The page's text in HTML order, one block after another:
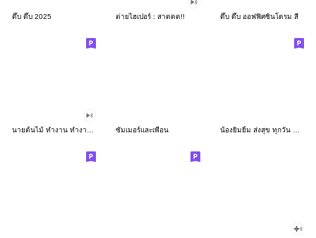
ดึ๊บ ดึ๊บ 2025 ต่ายไฮเปอร์ : สาดดด!! ดึ๊บ ดึ๊บ ออฟฟิศซินโดรม สี่
ซัมเมอร์และเพื่อน